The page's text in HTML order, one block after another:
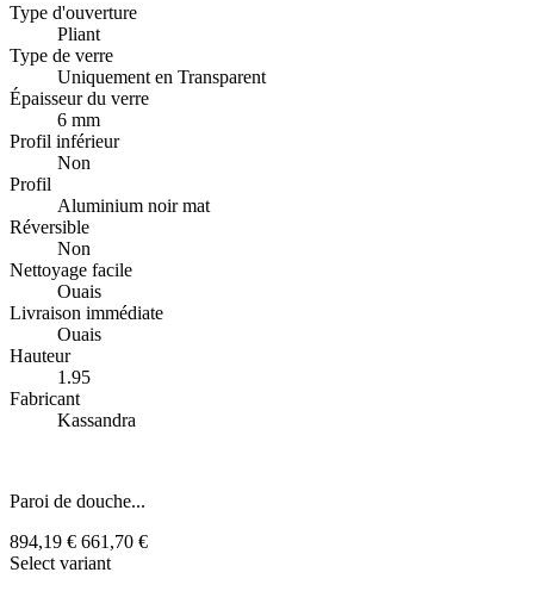
Type d'ouverture
Pliant
Type de verre
Uniquement en Transparent
Épaisseur du verre
6 mm
Profil inférieur
Non
Profil
Aluminium noir mat
Réversible
Non
Nettoyage facile
Ouais
Livraison immédiate
Ouais
Hauteur
1.95
Fabricant
Kassandra
Paroi de douche...
894,19 € 661,70 €
Select variant